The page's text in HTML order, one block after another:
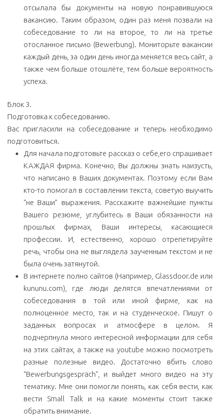
отсылала бы документы на новую понравившуюся
вакансию. Таким образом, один раз меня позвали на
собеседование то ли на второе, то ли на третье
отосланное письмо (Bewerbung). Мониторьте вакансии
каждый день, за один день иногда меняется весь сайт, а
также чем больше отошлёте, тем больше вероятность
успеха.
Блок 3.
Подготовка к собеседованию.
Вас пригласили на собеседование и теперь необходимо
подготовиться.
Для начала подготовьте рассказ о себе,его спрашивает
КАЖДАЯ фирма. Конечно, Вы должны знать наизусть,
что написано в Ваших документах. Поэтому если Вам
кто-то помогал в составлении текста, советую выучить
“не Ваши” выражения. Расскажите важнейшие пункты
Вашего резюме, углубитесь в Ваши обязанности на
прошлых фирмах, Ваши интересы, касающиеся
профессии. И, естественно, хорошо отрепетируйте
речь, чтобы она не выглядела заученным текстом и не
была очень затянутой.
В интернете полно сайтов (Например, Glassdoor.de или
kununu.com), где люди делятся впечатлениями от
собеседования в той или иной фирме, как на
полноценное место, так и на студенческое. Пишут о
заданных вопросах и атмосфере в целом. Я
подчерпнула много интересной информации для себя
на этих сайтах, а также на youtube можно посмотреть
разные полезные видео. Достаточно вбить слово
“Bewerbungsgespräch”, и выйдет много видео на эту
тематику. Мне они помогли понять, как себя вести, как
вести Small Talk и на какие моменты стоит также
обратить внимание.